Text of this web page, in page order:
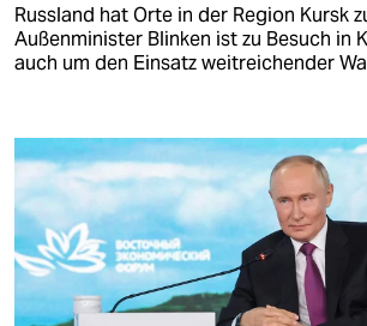
Russland hat Orte in der Region Kursk
Außenminister Blinken ist zu Besuch in
auch um den Einsatz weitreichender